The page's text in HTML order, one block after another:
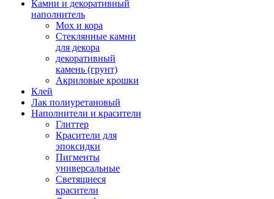
Камни и декоративный
наполнитель
Мох и кора
Стеклянные камни
для декора
декоративный
камень (грунт)
Акриловые крошки
Клей
Лак полиуретановый
Наполнители и красители
Глиттер
Красители для
эпоксидки
Пигменты
универсальные
Светящиеся
красители